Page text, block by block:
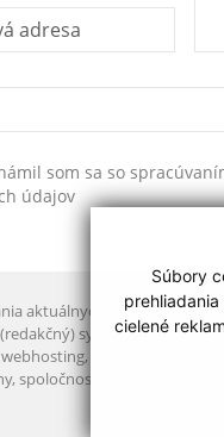
Súbory
cielené
som sa so
údajov
aktuálnych informácií s
systém ECHELON 2,
webhosting,
, spoločnosť webex.digital,